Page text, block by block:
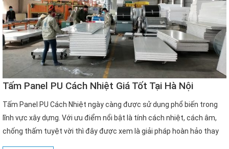
Tấm Panel PU Cách Nhiệt Giá Tốt Tại Hà Nội
Tấm Panel PU Cách Nhiệt ngày càng được sử dụng phổ biến trong
lĩnh vực xây dựng. Với ưu điểm nổi bật là tính cách nhiệt, cách âm,
chống thấm tuyệt vời thì đây được xem là giải pháp hoàn hảo thay